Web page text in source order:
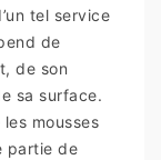
tel service
de
de son
sa surface.
mousses
partie de